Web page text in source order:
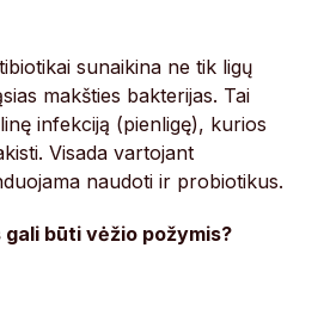
sunaikina ne tik ligų
makšties bakterijas. Tai
infekciją (pienligę), kurios
Visada vartojant
naudoti ir probiotikus.
būti vėžio požymis?